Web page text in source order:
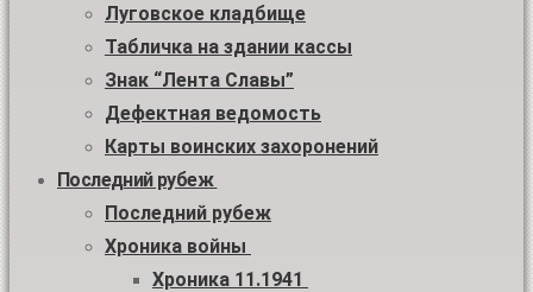
Луговское кладбище
Табличка на здании кассы
Знак “Лента Славы”
Дефектная ведомость
Карты воинских захоронений
Последний рубеж
Последний рубеж
Хроника войны
Хроника 11.1941